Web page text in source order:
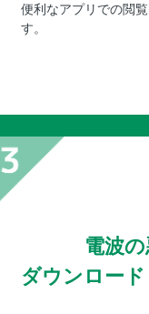
便利なアプリでの閲
す。
電波
ダウンロー